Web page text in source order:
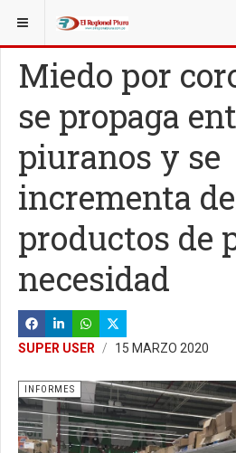
ESTÁ AQUÍ:
Miedo por
se propaga
piuranos y se
incrementa
productos de
necesidad
SUPER USER 15 MARZO 2020
INFORMES